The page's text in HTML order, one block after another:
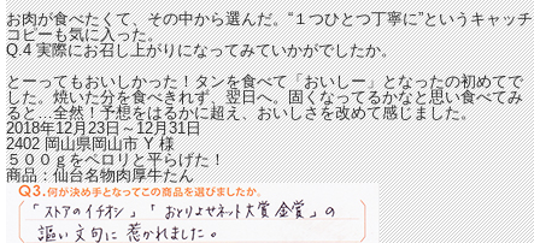
お肉が食べたくて、その中から選んだ。“１つひとつ丁寧に”というキャッチ
コピーも気に入った。
Q.4 実際にお召し上がりになってみていかがでしたか。
とーってもおいしかった！タンを食べて「おいしー」となったの初めてで
した。焼いた分を食べきれず、翌日へ。固くなってるかなと思い食べてみ
ると…全然！予想をはるかに超え、おいしさを改めて感じました。
2018年12月23日～12月31日
2402 岡山県岡山市Y様
５００ｇをペロリと平らげた！
商品：仙台名物肉厚牛たん